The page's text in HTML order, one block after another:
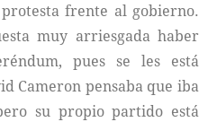
frente al gobierno.
muy arriesgada haber
pues se les está
Cameron pensaba que iba
su propio partido está